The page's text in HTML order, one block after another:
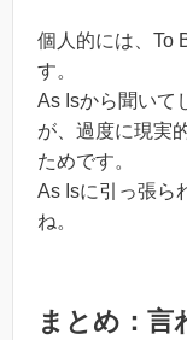
個人的には、To
す。
As Isから聞いて
が、過度に現実
ためです。
As Isに引っ張ら
ね。
まとめ：言